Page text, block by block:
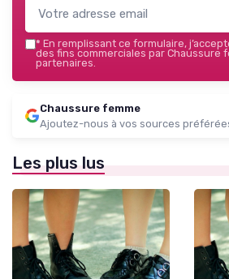
* En remplissant ce formulaire,
des fins commerciales par Chaussure
partenaires.
Chaussure femme
Ajoutez-nous à vos sources
Les plus lus